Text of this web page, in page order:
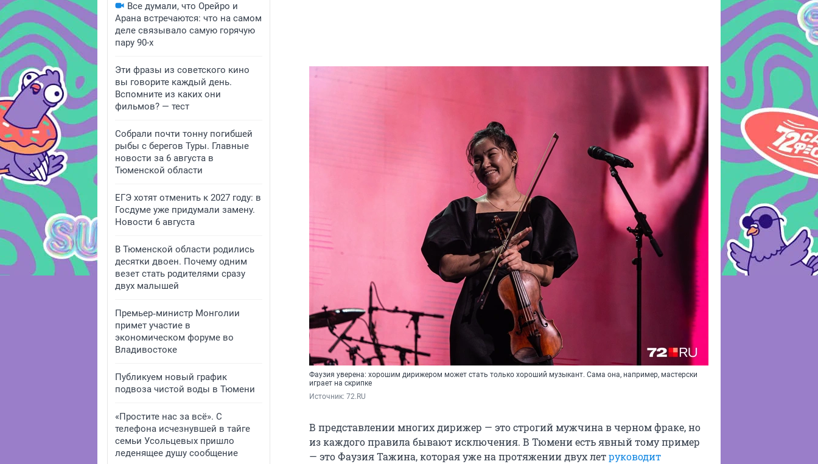
Все думали, что Орейро и
Арана встречаются: что на самом
деле связывало самую горячую
пару 90-х
Эти фразы из советского кино
вы говорите каждый день.
Вспомните из каких они
фильмов? — тест
Собрали почти тонну погибшей
рыбы с берегов Туры. Главные
новости за 6 августа в
Тюменской области
ЕГЭ хотят отменить к 2027 году: в
Госдуме уже придумали замену.
Новости 6 августа
В Тюменской области родились
десятки двоен. Почему одним
везет стать родителями сразу
двух малышей
Премьер‑министр Монголии
примет участие в
экономическом форуме во
Владивостоке
Публикуем новый график
подвоза чистой воды в Тюмени
«Простите нас за всё». С
телефона исчезнувшей в тайге
семьи Усольцевых пришло
леденящее душу сообщение
Фаузия уверена: хорошим дирижером может стать только хороший музыкант. Сама она, например, мастерски
играет на скрипке
Источник: 72.RU
В представлении многих дирижер — это строгий мужчина в черном фраке, но
из каждого правила бывают исключения. В Тюмени есть явный тому пример
— это Фаузия Тажина, которая уже на протяжении двух летруководит